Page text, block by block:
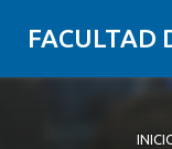
FACULTAD